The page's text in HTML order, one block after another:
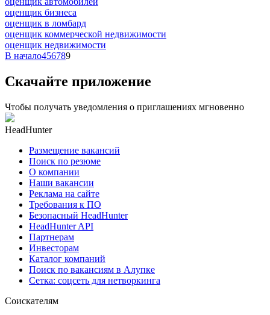
оценщик бизнеса
оценщик в ломбард
оценщик коммерческой недвижимости
оценщик недвижимости
В начало456789
Скачайте приложение
Чтобы получать уведомления о приглашениях мгновенно
HeadHunter
Размещение вакансий
Поиск по резюме
О компании
Наши вакансии
Реклама на сайте
Требования к ПО
Безопасный HeadHunter
HeadHunter API
Партнерам
Инвесторам
Каталог компаний
Поиск по вакансиям в Алупке
Сетка: соцсеть для нетворкинга
Соискателям